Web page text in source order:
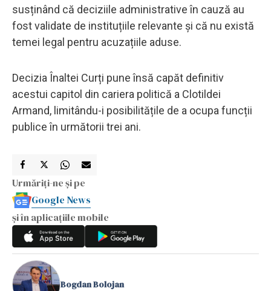
susținând că deciziile administrative în cauză au
fost validate de instituțiile relevante și că nu există
temei legal pentru acuzațiile aduse.
Decizia Înaltei Curți pune însă capăt definitiv
acestui capitol din cariera politică a Clotildei
Armand, limitându-i posibilitățile de a ocupa funcții
publice în următorii trei ani.
Urmăriți-ne și pe
Google News
și în aplicațiile mobile
Bogdan Bolojan